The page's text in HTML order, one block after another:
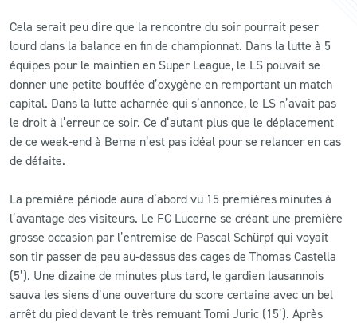
RESTAURATION
CLUB
CONTACT
L’APP DU LS
LS ACADEMY CAMPS
MATCH DES CELEBRITES
Cela serait peu dire que la rencontre du soir pourrait peser
lourd dans la balance en fin de championnat. Dans la lutte à 5
équipes pour le maintien en Super League, le LS pouvait se
donner une petite bouffée d’oxygène en remportant un match
capital. Dans la lutte acharnée qui s’annonce, le LS n’avait pas
le droit à l’erreur ce soir. Ce d’autant plus que le déplacement
de ce week-end à Berne n’est pas idéal pour se relancer en cas
de défaite.
La première période aura d’abord vu 15 premières minutes à
l’avantage des visiteurs. Le FC Lucerne se créant une première
grosse occasion par l’entremise de Pascal Schürpf qui voyait
son tir passer de peu au-dessus des cages de Thomas Castella
(5’). Une dizaine de minutes plus tard, le gardien lausannois
sauva les siens d’une ouverture du score certaine avec un bel
arrêt du pied devant le très remuant Tomi Juric (15’). Après